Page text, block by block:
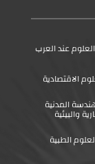
عند العرب
الاقتصادية
المدنية
والبيئية
الطبية